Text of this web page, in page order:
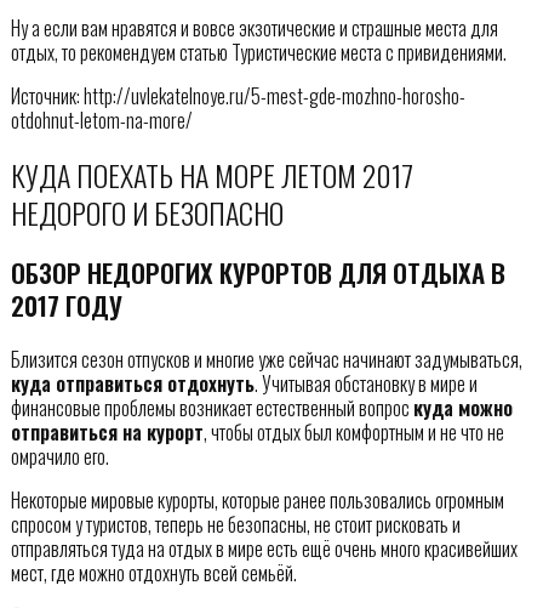
Ну а если вам нравятся и вовсе экзотические и страшные места для
отдых, то рекомендуем статью Туристические места с привидениями.
Источник: http://uvlekatelnoye.ru/5-mest-gde-mozhno-horosho-
otdohnut-letom-na-more/
КУДА ПОЕХАТЬ НА МОРЕ ЛЕТОМ 2017
НЕДОРОГО И БЕЗОПАСНО
ОБЗОР НЕДОРОГИХ КУРОРТОВ ДЛЯ ОТДЫХА В
2017 ГОДУ
Близится сезон отпусков и многие уже сейчас начинают задумываться,
куда отправиться отдохнуть. Учитывая обстановку в мире и
финансовые проблемы возникает естественный вопрос куда можно
отправиться на курорт, чтобы отдых был комфортным и не что не
омрачило его.
Некоторые мировые курорты, которые ранее пользовались огромным
спросом у туристов, теперь не безопасны, не стоит рисковать и
отправляться туда на отдых в мире есть ещё очень много красивейших
мест, где можно отдохнуть всей семьёй.